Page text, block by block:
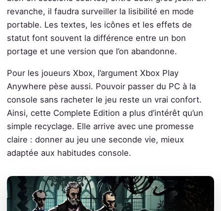
revanche, il faudra surveiller la lisibilité en mode
portable. Les textes, les icônes et les effets de
statut font souvent la différence entre un bon
portage et une version que l’on abandonne.
Pour les joueurs Xbox, l’argument Xbox Play
Anywhere pèse aussi. Pouvoir passer du PC à la
console sans racheter le jeu reste un vrai confort.
Ainsi, cette Complete Edition a plus d’intérêt qu’un
simple recyclage. Elle arrive avec une promesse
claire : donner au jeu une seconde vie, mieux
adaptée aux habitudes console.